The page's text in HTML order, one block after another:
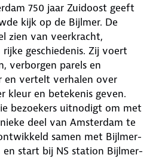
750 jaar Zuidoost geeft
kijk op de Bijlmer. De
zien van veerkracht,
geschiedenis. Zij voert
verborgen parels en
en vertelt verhalen over
kleur en betekenis geven.
bezoekers uitnodigt om met
deel van Amsterdam te
samen met Bijlmer-
start bij NS station Bijlmer-